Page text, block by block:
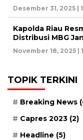
Desember 31, 2025 |
Kapolda Riau
Distribusi MBG
November 18, 2025 |
TOPIK TERKINI
Breaking News
Capres 2023 (2)
Headline (5)